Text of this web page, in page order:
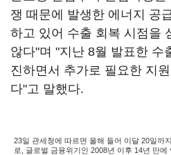
쟁 때문에 발생한 에너지 공
하고 있어 수출 회복 시점을
않다"며 "지난 8월 발표한 수
진하면서 추가로 필요한 지
다"고 말했다.
23일 관세청에 따르면 올해 들어 이달 20일까
로, 글로벌 금융위기인 2008년 이후 14년 만